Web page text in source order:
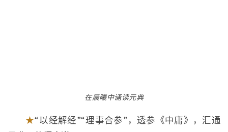
在晨曦中诵读元典
★“以经解经”“理事合参”，透参《中庸》，汇通